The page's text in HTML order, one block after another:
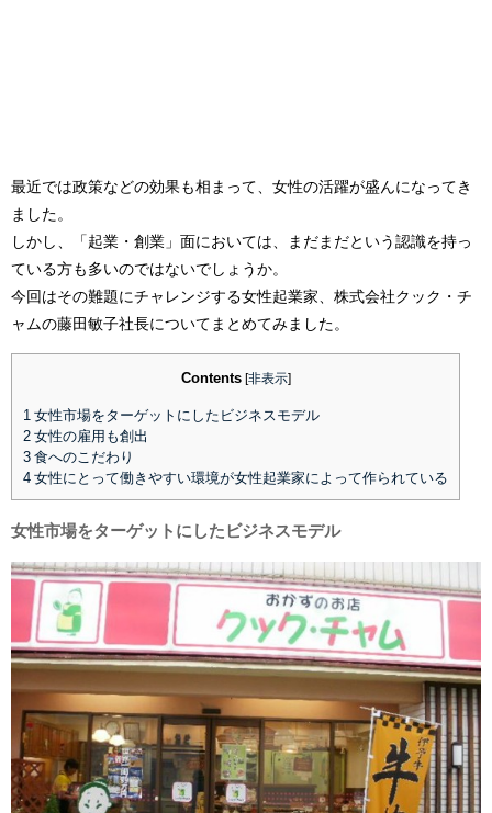
最近では政策などの効果も相まって、女性の活躍が盛んになってき
ました。
しかし、「起業・創業」面においては、まだまだという認識を持っ
ている方も多いのではないでしょうか。
今回はその難題にチャレンジする女性起業家、株式会社クック・チ
ャムの藤田敏子社長についてまとめてみました。
Contents [非表示]
1 女性市場をターゲットにしたビジネスモデル
2 女性の雇用も創出
3 食へのこだわり
4 女性にとって働きやすい環境が女性起業家によって作られている
女性市場をターゲットにしたビジネスモデル